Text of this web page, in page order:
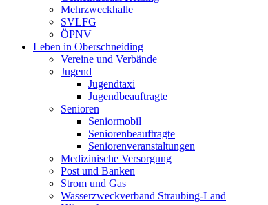
Mehrzweckhalle
SVLFG
ÖPNV
Leben in Oberschneiding
Vereine und Verbände
Jugend
Jugendtaxi
Jugendbeauftragte
Senioren
Seniormobil
Seniorenbeauftragte
Seniorenveranstaltungen
Medizinische Versorgung
Post und Banken
Strom und Gas
Wasserzweckverband Straubing-Land